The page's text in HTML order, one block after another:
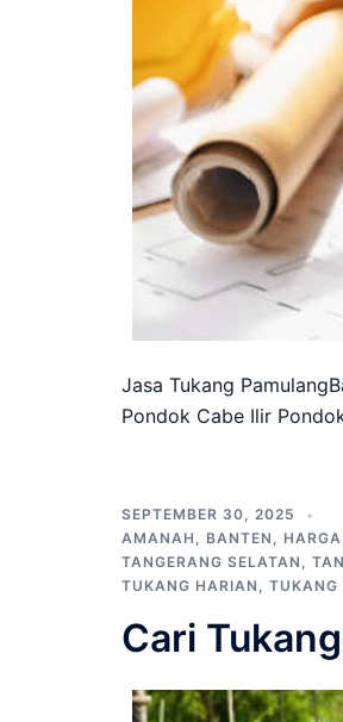
Jasa Tukang
Pondok Cabe Ilir
SEPTEMBER 30, 2025
AMANAH , BANTEN ,
TANGERANG SELATAN ,
TUKANG HARIAN , TUKANG
Cari